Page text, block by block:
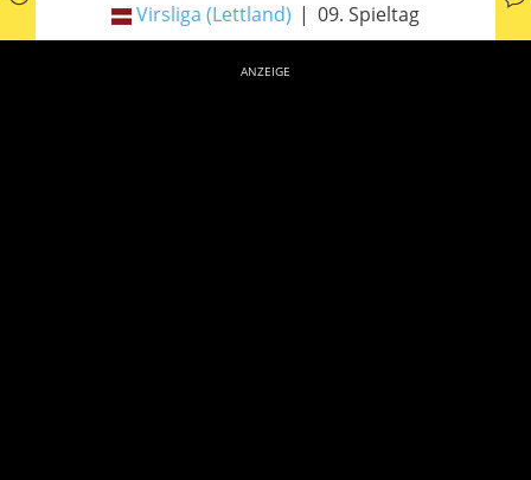
Virsliga (Lettland) 09. Spieltag
ANZEIGE